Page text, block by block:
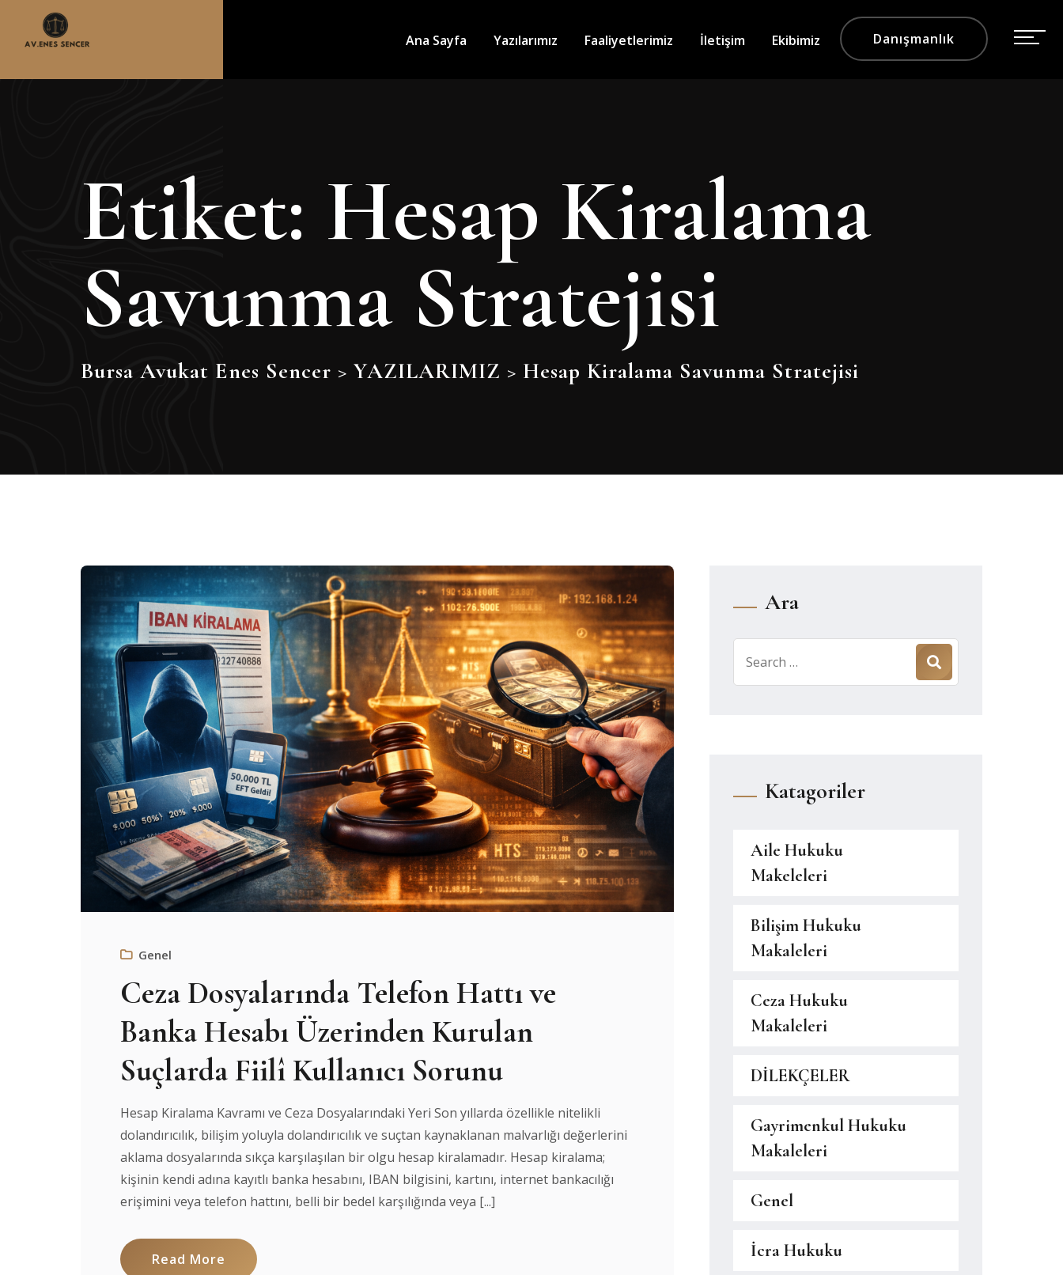
Ana Sayfa Yazılarımız Faaliyetlerimiz İletişim Ekibimiz Danışmanlık
Etiket: Hesap Kiralama
Savunma Stratejisi
Bursa Avukat Enes Sencer > YAZILARIMIZ > Hesap Kiralama Savunma Stratejisi
Genel
Ceza Dosyalarında Telefon Hattı ve
Banka Hesabı Üzerinden Kurulan
Suçlarda Fiilî Kullanıcı Sorunu
Hesap Kiralama Kavramı ve Ceza Dosyalarındaki Yeri Son yıllarda özellikle nitelikli
dolandırıcılık, bilişim yoluyla dolandırıcılık ve suçtan kaynaklanan malvarlığı değerlerini
aklama dosyalarında sıkça karşılaşılan bir olgu hesap kiralamadır. Hesap kiralama;
kişinin kendi adına kayıtlı banka hesabını, IBAN bilgisini, kartını, internet bankacılığı
erişimini veya telefon hattını, belli bir bedel karşılığında veya [...]
Read More
Ara
for:
Katagoriler
Aile Hukuku
Makeleleri
Bilişim Hukuku
Makaleleri
Ceza Hukuku
Makaleleri
DİLEKÇELER
Gayrimenkul Hukuku
Makaleleri
Genel
İcra Hukuku